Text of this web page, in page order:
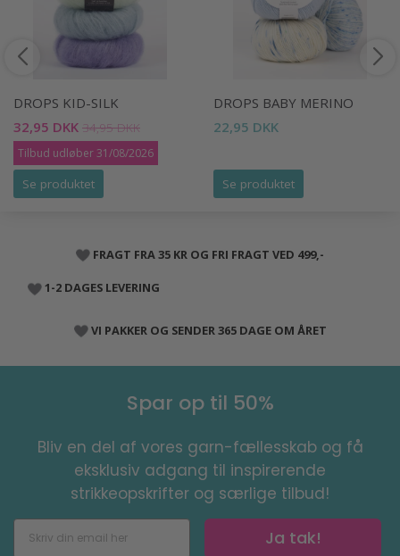
DROPS KID-SILK
32,95 DKK 34,95 DKK
Tilbud udløber 31/08/2026
Se produktet
DROPS BABY MERINO
22,95 DKK
Se produktet
FRAGT FRA 35 KR OG FRI FRAGT VED 499,-
1-2 DAGES LEVERING
VI PAKKER OG SENDER 365 DAGE OM ÅRET
Spar op til 50%
Bliv en del af vores garn-fællesskab og få
eksklusiv adgang til inspirerende
strikkeopskrifter og særlige tilbud!
Ja tak!